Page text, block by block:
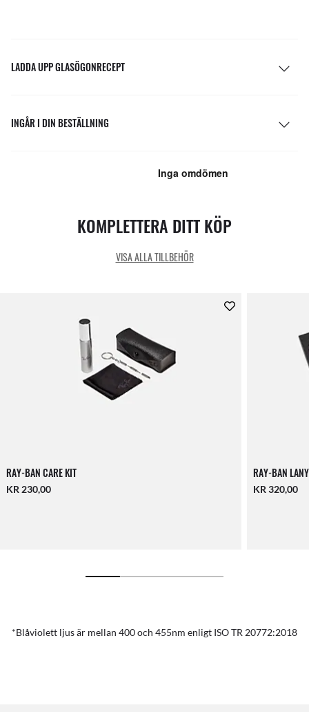
LADDA UPP GLASÖGONRECEPT
INGÅR I DIN BESTÄLLNING
KOMPLETTERA DITT KÖP
VISA ALLA TILLBEHÖR
RAY-BAN CARE KIT
KR 230,00
RAY-BAN
KR 320,00
*Blåviolett ljus är mellan 400 och 455nm enligt ISO TR 20772:2018